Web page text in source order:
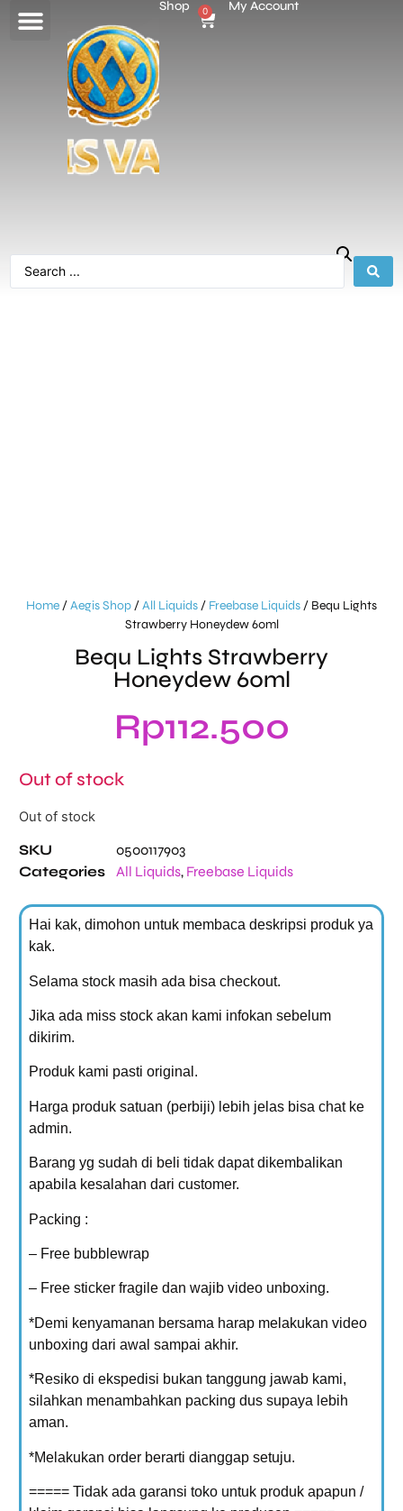
Shop 0 My Account
Home /Aegis Shop /All Liquids / Freebase Liquids / Bequ Lights
Strawberry Honeydew 60ml
Bequ Lights Strawberry
Honeydew 60ml
Rp112.500
Out of stock
Out of stock
SKU
0500117903
Categories
All Liquids, Freebase Liquids
Hai kak, dimohon untuk membaca deskripsi produk ya
kak.
Selama stock masih ada bisa checkout.
Jika ada miss stock akan kami infokan sebelum
dikirim.
Produk kami pasti original.
Harga produk satuan (perbiji) lebih jelas bisa chat ke
admin.
Barang yg sudah di beli tidak dapat dikembalikan
apabila kesalahan dari customer.
Packing :
– Free bubblewrap
– Free sticker fragile dan wajib video unboxing.
*Demi kenyamanan bersama harap melakukan video
unboxing dari awal sampai akhir.
*Resiko di ekspedisi bukan tanggung jawab kami,
silahkan menambahkan packing dus supaya lebih
aman.
*Melakukan order berarti dianggap setuju.
===== Tidak ada garansi toko untuk produk apapun /